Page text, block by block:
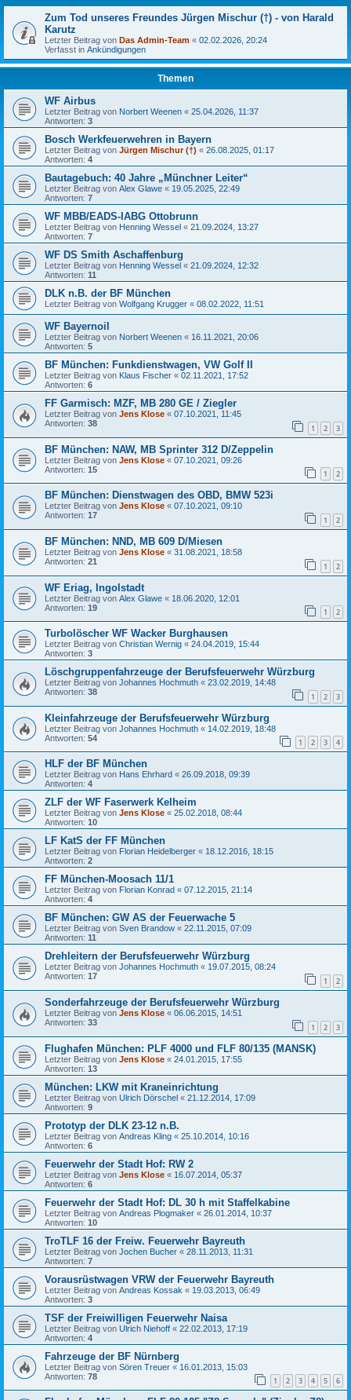
Zum Tod unseres Freundes Jürgen Mischur (†) - von Harald
Karutz
Letzter Beitrag von Das Admin-Team « 02.02.2026, 20:24
Verfasst in Ankündigungen
Themen
WF Airbus
Letzter Beitrag von Norbert Weenen « 25.04.2026, 11:37
Antworten: 3
Bosch Werkfeuerwehren in Bayern
Letzter Beitrag von Jürgen Mischur (†) « 26.08.2025, 01:17
Antworten: 4
Bautagebuch: 40 Jahre „Münchner Leiter“
Letzter Beitrag von Alex Glawe « 19.05.2025, 22:49
Antworten: 7
WF MBB/EADS-IABG Ottobrunn
Letzter Beitrag von Henning Wessel « 21.09.2024, 13:27
Antworten: 7
WF DS Smith Aschaffenburg
Letzter Beitrag von Henning Wessel « 21.09.2024, 12:32
Antworten: 11
DLK n.B. der BF München
Letzter Beitrag von Wolfgang Krugger « 08.02.2022, 11:51
WF Bayernoil
Letzter Beitrag von Norbert Weenen « 16.11.2021, 20:06
Antworten: 5
BF München: Funkdienstwagen, VW Golf II
Letzter Beitrag von Klaus Fischer « 02.11.2021, 17:52
Antworten: 6
FF Garmisch: MZF, MB 280 GE / Ziegler
Letzter Beitrag von Jens Klose « 07.10.2021, 11:45
Antworten: 38 1 2 3
BF München: NAW, MB Sprinter 312 D/Zeppelin
Letzter Beitrag von Jens Klose « 07.10.2021, 09:26
Antworten: 15 1 2
BF München: Dienstwagen des OBD, BMW 523i
Letzter Beitrag von Jens Klose « 07.10.2021, 09:10
Antworten: 17 1 2
BF München: NND, MB 609 D/Miesen
Letzter Beitrag von Jens Klose « 31.08.2021, 18:58
Antworten: 21 1 2
WF Eriag, Ingolstadt
Letzter Beitrag von Alex Glawe « 18.06.2020, 12:01
Antworten: 19 1 2
Turbolöscher WF Wacker Burghausen
Letzter Beitrag von Christian Wernig « 24.04.2019, 15:44
Antworten: 3
Löschgruppenfahrzeuge der Berufsfeuerwehr Würzburg
Letzter Beitrag von Johannes Hochmuth « 23.02.2019, 14:48
Antworten: 38 1 2 3
Kleinfahrzeuge der Berufsfeuerwehr Würzburg
Letzter Beitrag von Johannes Hochmuth « 14.02.2019, 18:48
Antworten: 54 1 2 3 4
HLF der BF München
Letzter Beitrag von Hans Ehrhard « 26.09.2018, 09:39
Antworten: 4
ZLF der WF Faserwerk Kelheim
Letzter Beitrag von Jens Klose « 25.02.2018, 08:44
Antworten: 10
LF KatS der FF München
Letzter Beitrag von Florian Heidelberger « 18.12.2016, 18:15
Antworten: 2
FF München-Moosach 11/1
Letzter Beitrag von Florian Konrad « 07.12.2015, 21:14
Antworten: 4
BF München: GW AS der Feuerwache 5
Letzter Beitrag von Sven Brandow « 22.11.2015, 07:09
Antworten: 11
Drehleitern der Berufsfeuerwehr Würzburg
Letzter Beitrag von Johannes Hochmuth « 19.07.2015, 08:24
Antworten: 17 1 2
Sonderfahrzeuge der Berufsfeuerwehr Würzburg
Letzter Beitrag von Jens Klose « 06.06.2015, 14:51
Antworten: 33 1 2 3
Flughafen München: PLF 4000 und FLF 80/135 (MANSK)
Letzter Beitrag von Jens Klose « 24.01.2015, 17:55
Antworten: 13
München: LKW mit Kraneinrichtung
Letzter Beitrag von Ulrich Dörschel « 21.12.2014, 17:09
Antworten: 9
Prototyp der DLK 23-12 n.B.
Letzter Beitrag von Andreas Kling « 25.10.2014, 10:16
Antworten: 6
Feuerwehr der Stadt Hof: RW 2
Letzter Beitrag von Jens Klose « 16.07.2014, 05:37
Antworten: 6
Feuerwehr der Stadt Hof: DL 30 h mit Staffelkabine
Letzter Beitrag von Andreas Plogmaker « 26.01.2014, 10:37
Antworten: 10
TroTLF 16 der Freiw. Feuerwehr Bayreuth
Letzter Beitrag von Jochen Bucher « 28.11.2013, 11:31
Antworten: 7
Vorausrüstwagen VRW der Feuerwehr Bayreuth
Letzter Beitrag von Andreas Kossak « 19.03.2013, 06:49
Antworten: 3
TSF der Freiwilligen Feuerwehr Naisa
Letzter Beitrag von Ulrich Niehoff « 22.02.2013, 17:19
Antworten: 4
Fahrzeuge der BF Nürnberg
Letzter Beitrag von Sören Treuer « 16.01.2013, 15:03
Antworten: 78 1 2 3 4 5 6